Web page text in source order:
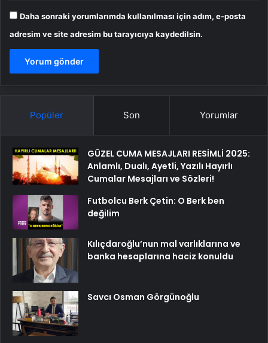
Daha sonraki yorumlarımda kullanılması için adım, e-posta
adresim ve site adresim bu tarayıcıya kaydedilsin.
Popüler Son Yorumlar
GÜZEL CUMA MESAJLARI RESİMLİ 2025:
Anlamlı, Dualı, Ayetli, Yazılı Hayırlı
Cumalar Mesajları ve Sözleri!
Futbolcu Berk Çetin: O Berk ben
değilim
Kılıçdaroğlu’nun mal varlıklarına ve
banka hesaplarına haciz konuldu
Savcı Osman Görgünoğlu